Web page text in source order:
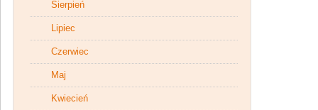
Sierpień
Lipiec
Czerwiec
Maj
Kwiecień